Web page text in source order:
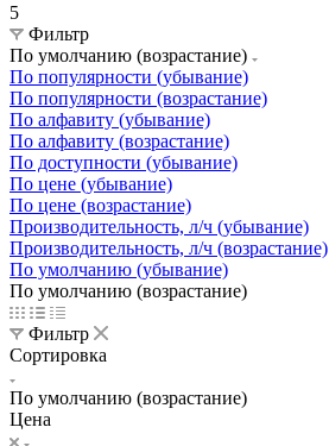
5
Фильтр
По умолчанию (возрастание)
По популярности (убывание)
По популярности (возрастание)
По алфавиту (убывание)
По алфавиту (возрастание)
По доступности (убывание)
По цене (убывание)
По цене (возрастание)
Производительность, л/ч (убывание)
Производительность, л/ч (возрастание)
По умолчанию (убывание)
По умолчанию (возрастание)
Фильтр
Сортировка
По умолчанию (возрастание)
Цена